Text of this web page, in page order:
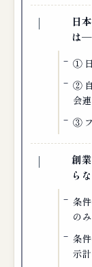
日
は
①
②
会連
③
創
ら
条
の
条
示